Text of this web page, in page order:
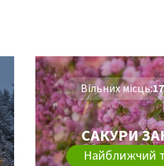
САКУРИ
Найближчий
Вільних місць:17